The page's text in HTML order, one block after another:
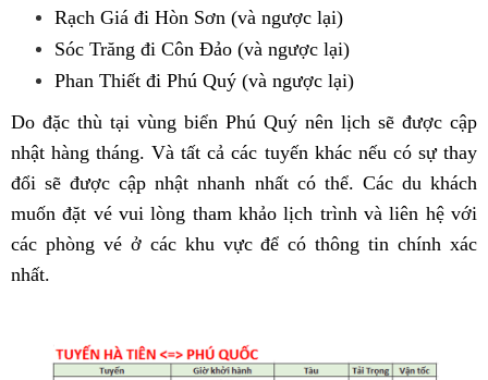
Rạch Giá đi Hòn Sơn (và ngược lại)
Sóc Trăng đi Côn Đảo (và ngược lại)
Phan Thiết đi Phú Quý (và ngược lại)
Do đặc thù tại vùng biển Phú Quý nên lịch sẽ được cập
nhật hàng tháng. Và tất cả các tuyến khác nếu có sự thay
đổi sẽ được cập nhật nhanh nhất có thể. Các du khách
muốn đặt vé vui lòng tham khảo lịch trình và liên hệ với
các phòng vé ở các khu vực để có thông tin chính xác
nhất.